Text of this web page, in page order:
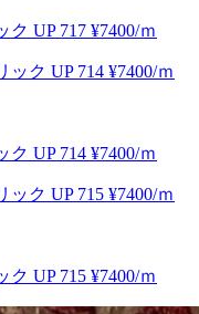
UP 717 ¥7400/ｍ
UP 714 ¥7400/ｍ
UP 715 ¥7400/ｍ